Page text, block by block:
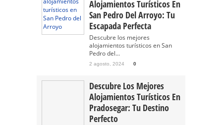
Alojamientos Turísticos En
San Pedro Del Arroyo: Tu
Escapada Perfecta
Descubre los mejores
alojamientos turísticos en San
Pedro del...
2 agosto, 2024 0
Descubre Los Mejores
Alojamientos Turísticos En
Pradosegar: Tu Destino
Perfecto